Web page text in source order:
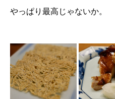
やっぱり最高じゃないか。